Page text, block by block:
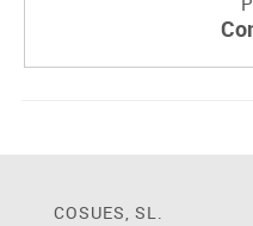
COSUES, SL.